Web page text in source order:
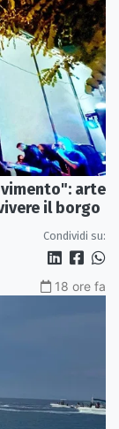
arte
il borgo
Condividi su:
18 ore fa